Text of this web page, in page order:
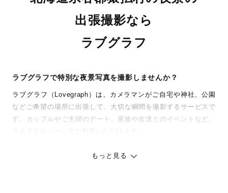
出張撮影なら
ラブグラフ
ラブグラフで特別な夜景写真を撮影しませんか？
ラブグラフ（Lovegraph）は、カメラマンがご自宅や神社、公園
などご希望の場所に出張して、大切な瞬間を撮影するサービスで
す。カップルやご夫婦のデート、家族や友達とのイベントなど、
ありのままの空気感を大切に、何十年経っても見返したくなるよ
もっと見る